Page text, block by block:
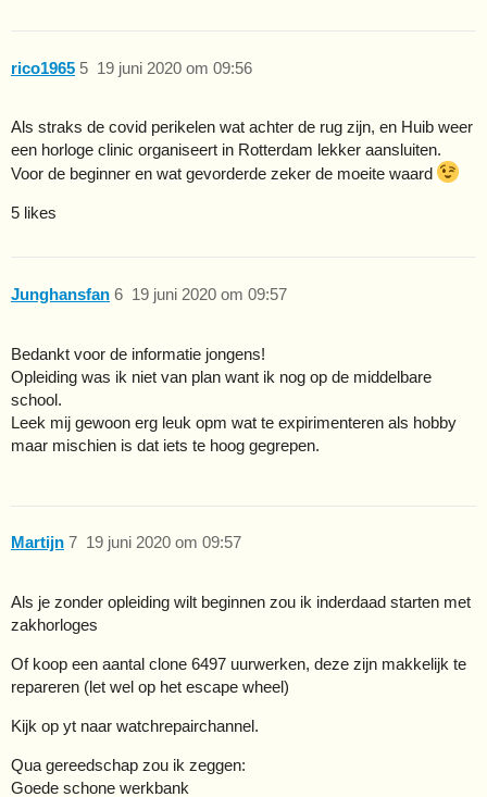
rico1965 19 juni 2020 om 09:56
5
Als straks de covid perikelen wat achter de rug zijn, en Huib weer
een horloge clinic organiseert in Rotterdam lekker aansluiten.
Voor de beginner en wat gevorderde zeker de moeite waard
5 likes
Junghansfan 19 juni 2020 om 09:57
6
Bedankt voor de informatie jongens!
Opleiding was ik niet van plan want ik nog op de middelbare
school.
Leek mij gewoon erg leuk opm wat te expirimenteren als hobby
maar mischien is dat iets te hoog gegrepen.
Martijn 19 juni 2020 om 09:57
7
Als je zonder opleiding wilt beginnen zou ik inderdaad starten met
zakhorloges
Of koop een aantal clone 6497 uurwerken, deze zijn makkelijk te
repareren (let wel op het escape wheel)
Kijk op yt naar watchrepairchannel.
Qua gereedschap zou ik zeggen:
Goede schone werkbank